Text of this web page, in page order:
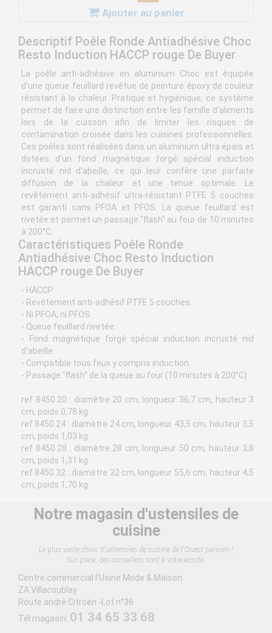
Ajouter au panier
Descriptif Poêle Ronde Antiadhésive Choc
Resto Induction HACCP rouge De Buyer
La poêle anti-adhésive en aluminium Choc est équipée
d'une queue feuillard revêtue de peinture époxy de couleur
résistant à la chaleur. Pratique et hygiénique, ce système
permet de faire une distinction entre les famille d'aliments
lors de la cuisson afin de limiter les risques de
contamination croisée dans les cuisines professionnelles.
Ces poêles sont réalisées dans un aluminium ultra épais et
dotées d'un fond magnétique forgé spécial induction
incrusté nid d'abeille, ce qui leur confère une parfaite
diffusion de la chaleur et une tenue optimale. Le
revêtement anti-adhésif ultra-résistant PTFE 5 couches
est garanti sans PFOA et PFOS. La queue feuillard est
rivetée et permet un passage "flash" au four de 10 minutes
à 200°C.
Caractéristiques Poêle Ronde
Antiadhésive Choc Resto Induction
HACCP rouge De Buyer
- HACCP.
- Revêtement anti-adhésif PTFE 5 couches.
- Ni PFOA, ni PFOS.
- Queue feuillard rivetée.
- Fond magnétique forgé spécial induction incrusté nid
d'abeille.
- Compatible tous feux y compris induction.
- Passage "flash" de la queue au four (10 minutes à 200°C)
ref 8450.20 : diamètre 20 cm, longueur 36,7 cm, hauteur 3
cm, poids 0,78 kg.
ref 8450.24 : diamètre 24 cm, longueur 43,5 cm, hauteur 3,5
cm, poids 1,03 kg.
ref 8450.28 : diamètre 28 cm, longueur 50 cm, hauteur 3,8
cm, poids 1,31 kg.
ref 8450.32 : diamètre 32 cm, longueur 55,6 cm, hauteur 4,5
cm, poids 1,70 kg.
Notre magasin d'ustensiles de
cuisine
Le plus vaste choix d'ustensiles de cuisine de l'Ouest parisien !
Sur place, des conseillers sont à votre écoute.
Centre commercial l'Usine Mode & Maison
ZA Villacoublay
Route andré Citroën -Lot n°36
Tél magasin: 01 34 65 33 68